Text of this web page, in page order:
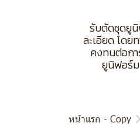
รับตัดชุดยูนิ
ละเอียด โดย
คงทนต่อกา
ยูนิฟอร์ม
หน้าแรก - Copy